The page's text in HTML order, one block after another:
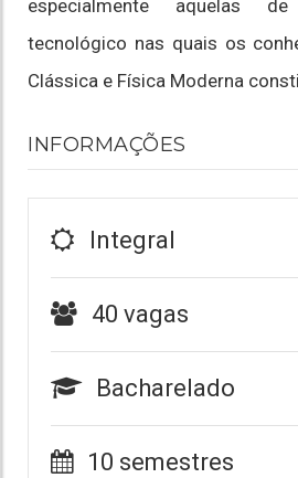
especialmente aquelas
tecnológico nas quais os
Clássica e Física Moderna
INFORMAÇÕES
Integral
40 vagas
Bacharelado
10 semestres